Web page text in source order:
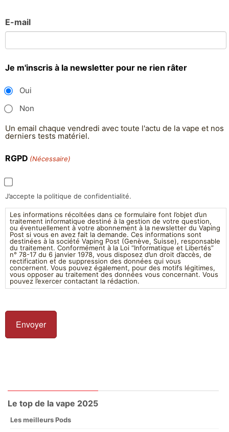
E-mail
Je m'inscris à la newsletter pour ne rien râter
Oui
Non
Un email chaque vendredi avec toute l'actu de la vape et nos
derniers tests matériel.
RGPD (Nécessaire)
J’accepte la politique de confidentialité.
Les informations récoltées dans ce formulaire font l’objet d’un
traitement informatique destiné à la gestion de votre question,
ou éventuellement à votre abonnement à la newsletter du Vaping
Post si vous en avez fait la demande. Ces informations sont
destinées à la société Vaping Post (Genève, Suisse), responsable
du traitement. Conformément à la Loi “Informatique et Libertés”
n° 78-17 du 6 janvier 1978, vous disposez d’un droit d’accès, de
rectification et de suppression des données qui vous
concernent. Vous pouvez également, pour des motifs légitimes,
vous opposer au traitement des données vous concernant. Vous
pouvez l’exercer contactant la rédaction.
Le top de la vape 2025
Les meilleurs Pods